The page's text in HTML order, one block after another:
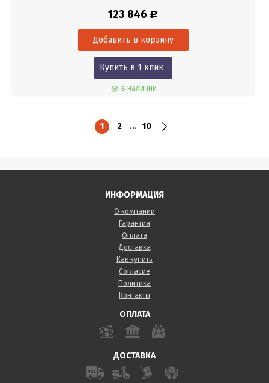
и влажности воздуха, температуры точки росы и температуры
123 846 Р
Купить в 1 клик
в наличии
1 2 ... 10
ИНФОРМАЦИЯ
О компании
Гарантия
Оплата
Доставка
Как купить
Согласие
Политика
Контакты
ОПЛАТА
ДОСТАВКА